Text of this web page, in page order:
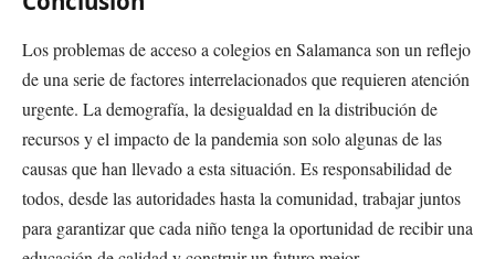
Los problemas de acceso a colegios en Salamanca son un reflejo
de una serie de factores interrelacionados que requieren atención
urgente. La demografía, la desigualdad en la distribución de
recursos y el impacto de la pandemia son solo algunas de las
causas que han llevado a esta situación. Es responsabilidad de
todos, desde las autoridades hasta la comunidad, trabajar juntos
para garantizar que cada niño tenga la oportunidad de recibir una